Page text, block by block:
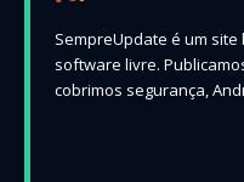
SempreUpdate é um
software livre.
cobrimos segurança,